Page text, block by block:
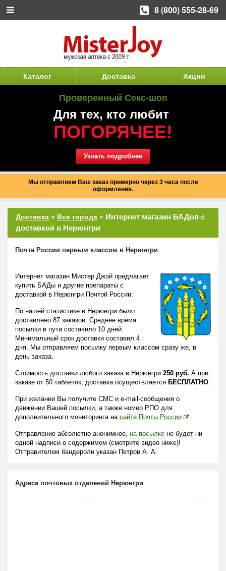
Каталог Доставка Акции
Проверенный Секс-шоп
Для тех, кто любит
ПОГОРЯЧЕЕ!
Узнать подробнее
Мы отправляем Ваш заказ примерно через 3 часа после
оформления.
Доставка » Все города » Интернет магазин БАДов с
доставкой в Нерюнгри
Почта России первым классом в Нерюнгри
Интернет магазин Мистер Джой предлагает
купить БАДы и другие препараты с
доставкой в Нерюнгри Почтой России.
По нашей статистике в Нерюнгри было
доставлено 87 заказов. Среднее время
посылки в пути составило 10 дней.
Минимальный срок доставки составил 4
дня. Мы отправляем посылку первым классом сразу же, в
день заказа.
Стоимость доставки любого заказа в Нерюнгри 250 руб. А при
заказе от 50 таблеток, доставка осуществляется БЕСПЛАТНО.
При желании Вы получите СМС и e-mail-сообщения о
движении Вашей посылки, а также номер РПО для
дополнительного мониторинга на сайте Почты России
Отправление абсолютно анонимное, на посылке не будет ни
одной надписи о содержимом (смотрите видео ниже)!
Отправителем бандероли указан Петров А. А.
Адреса почтовых отделений Нерюнгри
8 (800) 555-28-69